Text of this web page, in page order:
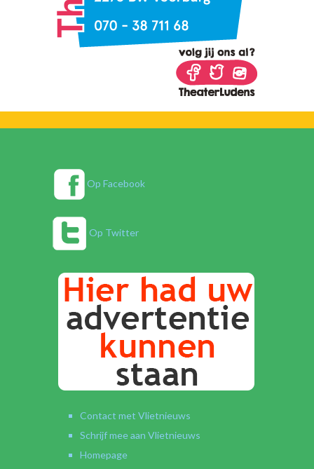
Op Facebook
Op Twitter
Contact met Vlietnieuws
Schrijf mee aan Vlietnieuws
Homepage